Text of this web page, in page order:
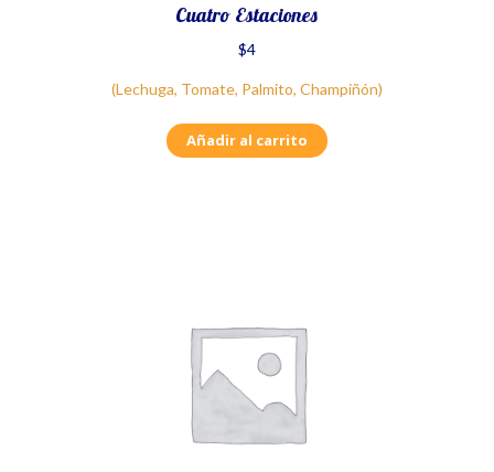
Cuatro Estaciones
$4
(Lechuga, Tomate, Palmito, Champiñón)
Añadir al carrito